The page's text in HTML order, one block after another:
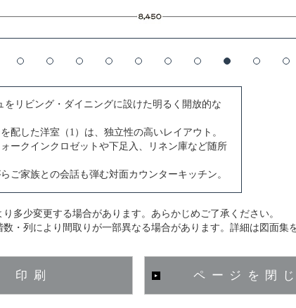
をリビング・ダイニングに設けた明るく開放的な
配した洋室（1）は、独立性の高いレイアウト。
ークインクロゼットや下足入、リネン庫など随所
ご家族との会話も弾む対面カウンターキッチン。
多少変更する場合があります。あらかじめご了承ください。
・列により間取りが一部異なる場合があります。詳細は図面集
印刷 ページを閉